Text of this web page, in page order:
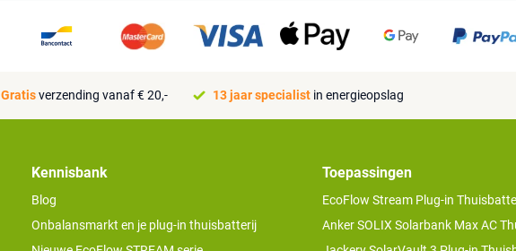
Gratisverzending vanaf € 20,- 13 jaar specialist in energieopslag
Kennisbank
Blog
Onbalansmarkt en je plug-in thuisbatterij
Toepassingen
EcoFlow Stream Plug-in
Anker SOLIX Solarbank Max AC